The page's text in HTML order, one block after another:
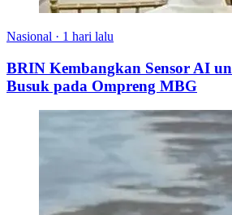
Nasional · 1 hari lalu
BRIN Kembangkan Sensor AI
Busuk pada Ompreng MBG